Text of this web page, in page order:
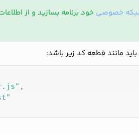
خصوصی خود برنامه بسازید و از
مانند قطعه کد زیر باشد:
,